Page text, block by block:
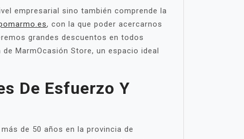
empresarial sino también comprende la
, con la que poder acercarnos
grandes descuentos en todos
MarmOcasión Store, un espacio ideal
De Esfuerzo Y
de 50 años en la provincia de